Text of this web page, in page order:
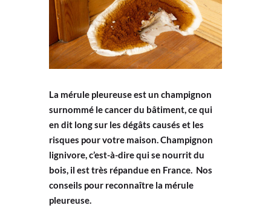
La mérule pleureuse est un champignon
surnommé le cancer du bâtiment, ce qui
en dit long sur les dégâts causés et les
risques pour votre maison. Champignon
lignivore, c’est-à-dire qui se nourrit du
bois, il est très répandue en France. Nos
conseils pour reconnaître la mérule
pleureuse.